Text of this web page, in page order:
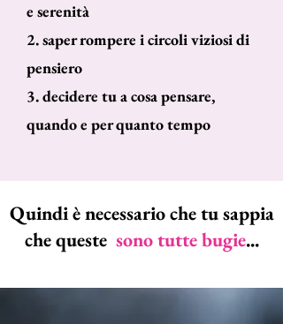
e serenità
2. saper rompere i circoli viziosi di
pensiero
3. decidere tu a cosa pensare,
quando e per quanto tempo
Quindi è necessario che tu sappia
che queste sono tutte bugie...